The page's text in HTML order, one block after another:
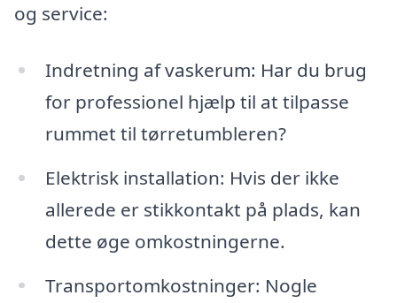
og service:
Indretning af vaskerum: Har du brug
for professionel hjælp til at tilpasse
rummet til tørretumbleren?
Elektrisk installation: Hvis der ikke
allerede er stikkontakt på plads, kan
dette øge omkostningerne.
Transportomkostninger: Nogle